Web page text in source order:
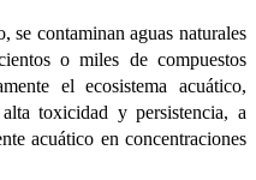
contaminan aguas naturales
o miles de compuestos
el ecosistema acuático,
toxicidad y persistencia, a
acuático en concentraciones